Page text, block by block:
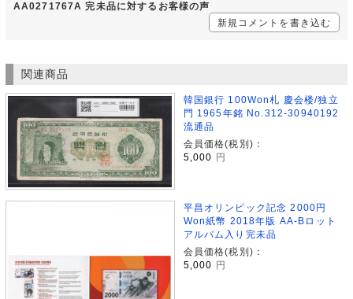
AA0271767A 完未品に対するお客様の声
新規コメントを書き込む
関連商品
韓国銀行 100Won札 慶会楼/独立
門 1965年銘 No.312-30940192
流通品
会員価格(税別)：
5,000
円
平昌オリンピック記念 2000円
Won紙幣 2018年版 AA-Bロット
アルバム入り完未品
会員価格(税別)：
5,000 円